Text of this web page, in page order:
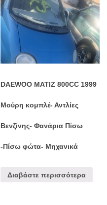
DAEWOO MATIZ 800CC 1999
Μούρη κομπλέ- Αντλίες
Βενζίνης- Φανάρια Πίσω
-Πίσω φώτα- Μηχανικά
Διαβάστε περισσότερα